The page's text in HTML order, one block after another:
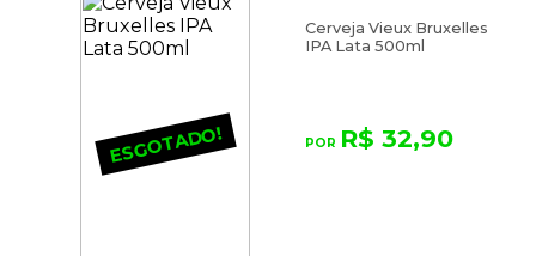
ESGOTADO!
Cerveja Vieux Bruxelles
IPA Lata 500ml
R$ 32,90